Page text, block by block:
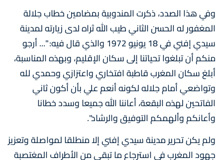
وفي هذا الصدد، ذكرت المندوبية بمضامين خطاب جلالة
المغفور له الحسن الثاني طيب الله ثراه لدى زيارته لمدينة
سيدي إفني في 18 يونيو 1972 والذي قال فيه: "... أرجو
منكم أن تبلغوا تحياتنا إلى سكان الإقليم، وبهذه المناسبة،
أبلغ سكان المغرب قاطبة افتخاري واعتزازي وحمدي لله
وتواضعي أمام جلاله لكونه أنعم علي بأن أكون ثاني
الفاتحين لهذه البقعة، أعاننا الله جميعا وسدد خطانا
وأعانكم وألهمكم التوفيق والرشاد".
ولم يكن تحرير مدينة سيدي إفني إلا منطلقا لمواصلة وتعزيز
جهود المغرب في استرجاع ما تبقى من الأطراف المغتصبة